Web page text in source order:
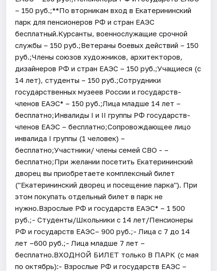
– 150 руб.;**По вторникам вход в Екатерининский
парк для пенсионеров РФ и стран ЕАЭС
бесплатный.Курсанты, военнослужащие срочной
службы – 150 руб.;Ветераны боевых действий – 150
руб.;Члены союзов художников, архитекторов,
дизайнеров РФ и стран ЕАЭС – 150 руб.;Учащиеся (с
14 лет), студенты – 150 руб.;Сотрудники
государственных музеев России и государств-
членов ЕАЭС* – 150 руб.;Лица младше 14 лет –
бесплатно;Инвалиды I и II группы РФ государств-
членов ЕАЭС – бесплатно;Сопровождающее лицо
инвалида I группы (1 человек) –
бесплатно;Участники/ члены семей СВО - –
бесплатно;При желании посетить Екатерининский
дворец вы приобретаете комплексный билет
("Екатерининский дворец и посещение парка"). При
этом покупать отдельный билет в парк не
нужно.Взрослые РФ и государств ЕАЭС* – 1 500
руб.;- Студенты/Школьники с 14 лет/Пенсионеры
РФ и государств ЕАЭС– 900 руб.;- Лица с 7 до 14
лет –600 руб.;- Лица младше 7 лет –
бесплатно.ВХОДНОЙ БИЛЕТ только В ПАРК (с мая
по октябрь):- Взрослые РФ и государств ЕАЭС –